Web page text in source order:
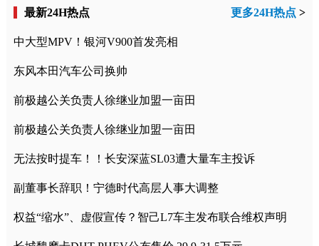
最新24H热点 更多24H热点 >
中大型MPV！银河V900首发亮相
东风本田汽车公司换帅
前极越公关负责人徐继业加盟一亩田
前极越公关负责人徐继业加盟一亩田
无法按时提车！！长安深蓝SL03遭大量车主投诉
副董事长辞职！宁德时代高层人事大调整
权益“缩水”、虚假宣传？智己L7车主发布联合维权声明